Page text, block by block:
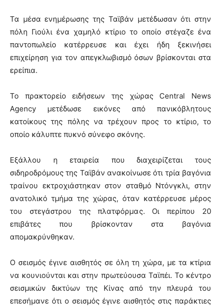
Τα μέσα ενημέρωσης της Ταϊβάν μετέδωσαν ότι στην
πόλη Γιούλι ένα χαμηλό κτίριο το οποίο στέγαζε ένα
παντοπωλείο κατέρρευσε και έχει ήδη ξεκινήσει
επιχείρηση για τον απεγκλωβισμό όσων βρίσκονται στα
ερείπια.
Το πρακτορείο ειδήσεων της χώρας Central News
Agency μετέδωσε εικόνες από πανικόβλητους
κατοίκους της πόλης να τρέχουν προς το κτίριο, το
οποίο κάλυπτε πυκνό σύνεφο σκόνης.
Εξάλλου η εταιρεία που διαχειρίζεται τους
σιδηροδρόμους της Ταϊβάν ανακοίνωσε ότι τρία βαγόνια
τραίνου εκτροχιάστηκαν στον σταθμό Ντόνγκλι, στην
ανατολικό τμήμα της χώρας, όταν κατέρρευσε μέρος
του στεγάστρου της πλατφόρμας. Οι περίπου 20
επιβάτες που βρίσκονταν στα βαγόνια
απομακρύνθηκαν.
Ο σεισμός έγινε αισθητός σε όλη τη χώρα, με τα κτίρια
να κουνιούνται και στην πρωτεύουσα Ταϊπέι. Το κέντρο
σεισμικών δικτύων της Κίνας από την πλευρά του
επεσήμανε ότι ο σεισμός έγινε αισθητός στις παράκτιες